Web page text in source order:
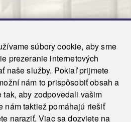
súbory cookie, aby sme
prezeranie internetových
naše služby. Pokiaľ prijmete
nám to prispôsobiť obsah a
tak, aby zodpovedali vašim
nám taktiež pomáhajú riešiť
naraziť. Viac sa dozviete na
Odoslať